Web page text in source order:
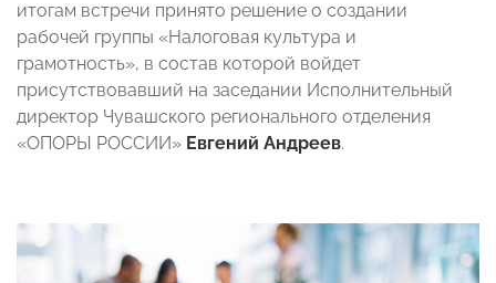
итогам встречи принято решение о создании
рабочей группы «Налоговая культура и
грамотность», в состав которой войдет
присутствовавший на заседании Исполнительный
директор Чувашского регионального отделения
«ОПОРЫ РОССИИ» Евгений Андреев.